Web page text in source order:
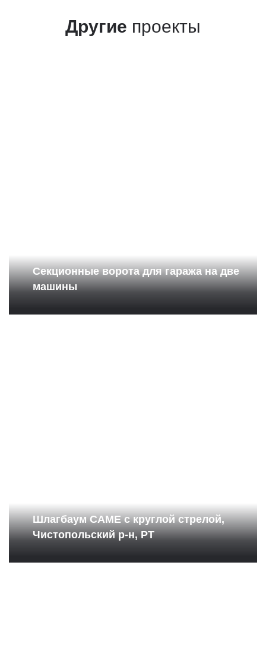
Другие проекты
Секционные ворота для гаража на две
машины
Шлагбаум САМЕ с круглой стрелой,
Чистопольский р-н, РТ